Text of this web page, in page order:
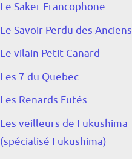
Le Saker Francophone
Le Savoir Perdu des Anciens
Le vilain Petit Canard
Les 7 du Quebec
Les Renards Futés
Les veilleurs de Fukushima
(spécialisé Fukushima)